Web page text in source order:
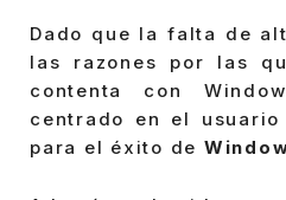
Dado que la falta de
las razones por las
contenta con
centrado en el
para el éxito de